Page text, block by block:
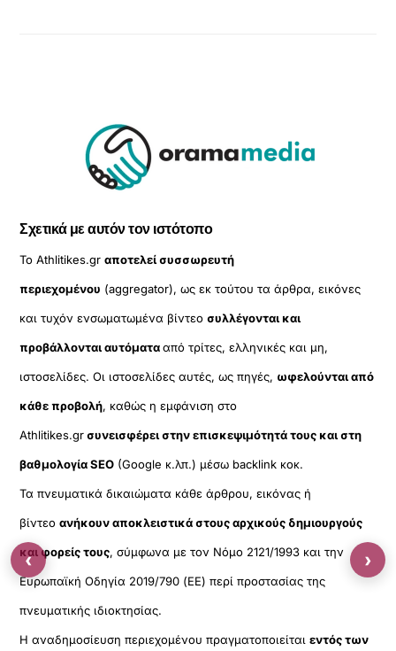
Σχετικά με αυτόν τον ιστότοπο
Το Athlitikes.grαποτελεί συσσωρευτή
περιεχομένου (aggregator), ως εκ τούτου τα άρθρα, εικόνες
και τυχόν ενσωματωμένα βίντεοσυλλέγονται και
προβάλλονται αυτόματααπό τρίτες, ελληνικές και μη,
ιστοσελίδες. Οι ιστοσελίδες αυτές, ως πηγές, ωφελούνται από
κάθε προβολή, καθώς η εμφάνιση στο
Athlitikes.grσυνεισφέρει στην επισκεψιμότητά τους και στη
βαθμολογία SEO (Google κ.λπ.) μέσω backlink κοκ.
Τα πνευματικά δικαιώματα κάθε άρθρου, εικόνας ή
βίντεοανήκουν αποκλειστικά στους αρχικούς δημιουργούς
και φορείς τους, σύμφωνα με τον Νόμο 2121/1993 και την
Ευρωπαϊκή Οδηγία 2019/790 (ΕΕ) περί προστασίας της
πνευματικής ιδιοκτησίας.
Η αναδημοσίευση περιεχομένου πραγματοποιείταιεντός των
‹ ›